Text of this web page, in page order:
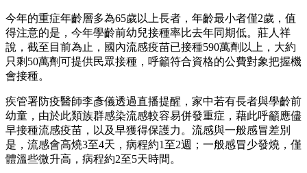
今年的重症年齡層多為65歲以上長者，年齡最小者僅2歲，值
得注意的是，今年學齡前幼兒接種率比去年同期低。莊人祥
說，截至目前為止，國內流感疫苗已接種590萬劑以上，大約
只剩50萬劑可提供民眾接種，呼籲符合資格的公費對象把握機
會接種。
疾管署防疫醫師李彥儀透過直播提醒，家中若有長者與學齡前
幼童，由於此類族群感染流感較容易併發重症，藉此呼籲應儘
早接種流感疫苗，以及早獲得保護力。流感與一般感冒差別
是，流感會高燒3至4天，病程約1至2週；一般感冒少發燒，僅
體溫些微升高，病程約2至5天時間。